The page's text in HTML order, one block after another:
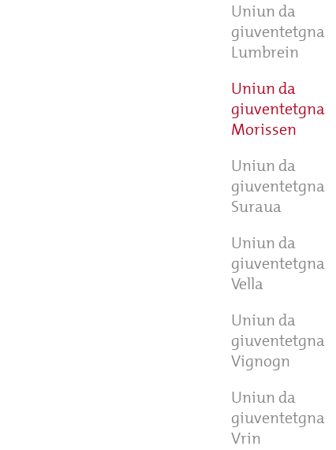
Uniun da
giuventetgna
Lumbrein
Uniun da
giuventetgna
Morissen
Uniun da
giuventetgna
Suraua
Uniun da
giuventetgna
Vella
Uniun da
giuventetgna
Vignogn
Uniun da
giuventetgna
Vrin